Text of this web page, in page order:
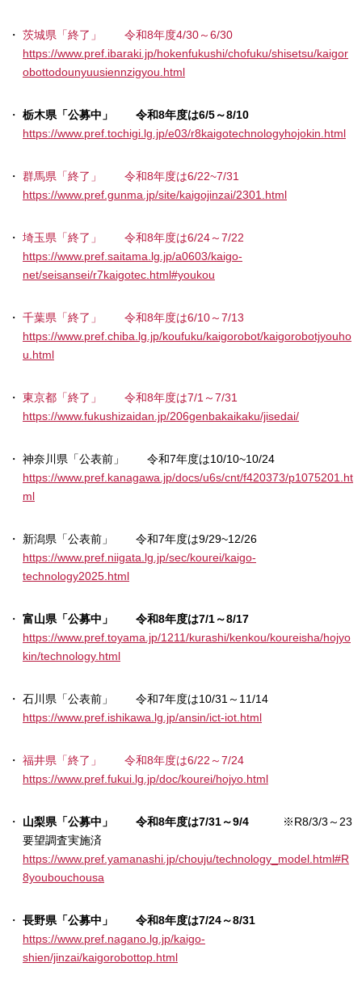
茨城県「終了」 令和8年度4/30～6/30
https://www.pref.ibaraki.jp/hokenfukushi/chofuku/shisetsu/kaigor
obottodounyuusiennzigyou.html
栃木県「公募中」 令和8年度は6/5～8/10
https://www.pref.tochigi.lg.jp/e03/r8kaigotechnologyhojokin.html
群馬県「終了」 令和8年度は6/22~7/31
https://www.pref.gunma.jp/site/kaigojinzai/2301.html
埼玉県「終了」 令和8年度は6/24～7/22
https://www.pref.saitama.lg.jp/a0603/kaigo-
net/seisansei/r7kaigotec.html#youkou
千葉県「終了」 令和8年度は6/10～7/13
https://www.pref.chiba.lg.jp/koufuku/kaigorobot/kaigorobotjyouho
u.html
東京都「終了」 令和8年度は7/1～7/31
https://www.fukushizaidan.jp/206genbakaikaku/jisedai/
神奈川県「公表前」 令和7年度は10/10~10/24
https://www.pref.kanagawa.jp/docs/u6s/cnt/f420373/p1075201.ht
ml
新潟県「公表前」 令和7年度は9/29~12/26
https://www.pref.niigata.lg.jp/sec/kourei/kaigo-
technology2025.html
富山県「公募中」 令和8年度は7/1～8/17
https://www.pref.toyama.jp/1211/kurashi/kenkou/koureisha/hojyo
kin/technology.html
石川県「公表前」 令和7年度は10/31～11/14
https://www.pref.ishikawa.lg.jp/ansin/ict-iot.html
福井県「終了」 令和8年度は6/22～7/24
https://www.pref.fukui.lg.jp/doc/kourei/hojyo.html
山梨県「公募中」 令和8年度は7/31～9/4 ※R8/3/3～23
要望調査実施済
https://www.pref.yamanashi.jp/chouju/technology_model.html#R
8youbouchousa
長野県「公募中」 令和8年度は7/24～8/31
https://www.pref.nagano.lg.jp/kaigo-
shien/jinzai/kaigorobottop.html